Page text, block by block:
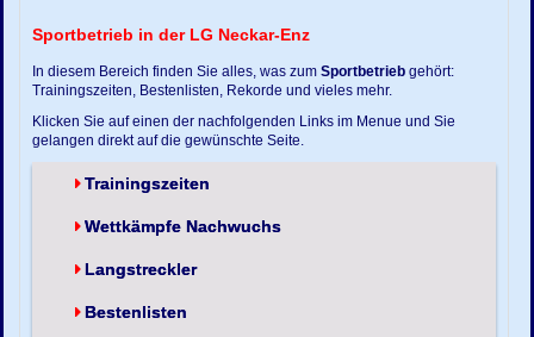
Sportbetrieb in der LG Neckar-Enz
In diesem Bereich finden Sie alles, was zumSportbetrieb gehört:
Trainingszeiten, Bestenlisten, Rekorde und vieles mehr.
Klicken Sie auf einen der nachfolgenden Links im Menue und Sie
gelangen direkt auf die gewünschte Seite.
Trainingszeiten
Wettkämpfe Nachwuchs
Langstreckler
Bestenlisten